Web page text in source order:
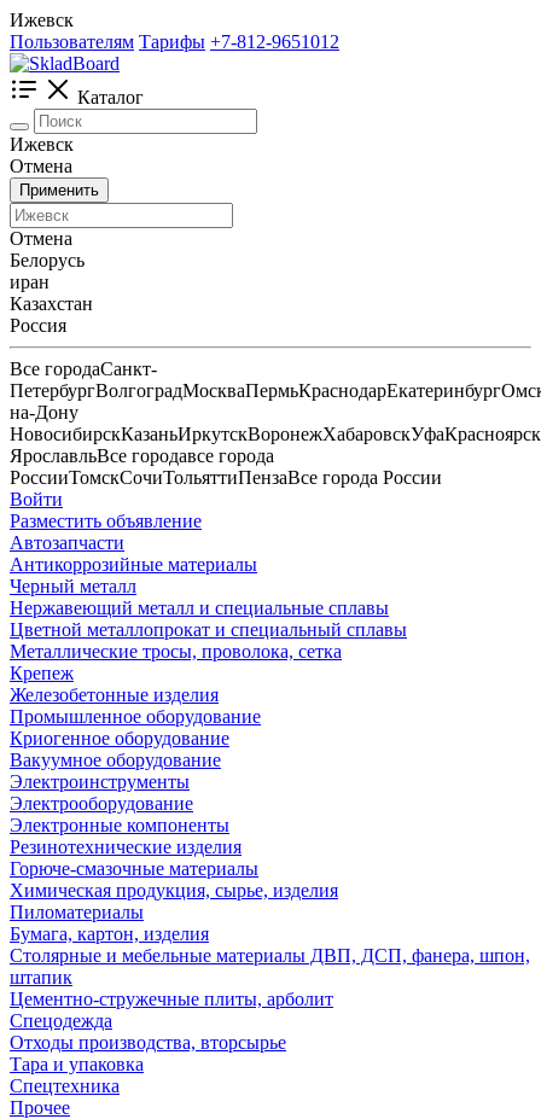
Ижевск
Пользователям Тарифы +7-812-9651012
Каталог
Ижевск
Отмена
Применить
Отмена
Белорусь
иран
Казахстан
Россия
Все городаСанкт-
ПетербургВолгоградМоскваПермьКраснодарЕкатеринбург
на-Дону
НовосибирскКазаньИркутскВоронежХабаровскУфаКрасноярск
ЯрославльВсе городавсе города
РоссииТомскСочиТольяттиПензаВсе города России
Войти
Разместить объявление
Автозапчасти
Антикоррозийные материалы
Черный металл
Нержавеющий металл и специальные сплавы
Цветной металлопрокат и специальный сплавы
Металлические тросы, проволока, сетка
Крепеж
Железобетонные изделия
Промышленное оборудование
Криогенное оборудование
Вакуумное оборудование
Электроинструменты
Электрооборудование
Электронные компоненты
Резинотехнические изделия
Горюче-смазочные материалы
Химическая продукция, сырье, изделия
Пиломатериалы
Бумага, картон, изделия
Столярные и мебельные материалы ДВП, ДСП, фанера, шпон,
штапик
Цементно-стружечные плиты, арболит
Спецодежда
Отходы производства, вторсырье
Тара и упаковка
Спецтехника
Прочее